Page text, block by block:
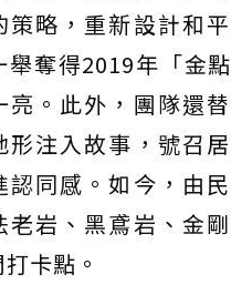
策略，重新設計和
舉奪得2019年「金
亮。此外，團隊還
形注入故事，號召
認同感。如今，由
老岩、黑鳶岩、金
卡點。